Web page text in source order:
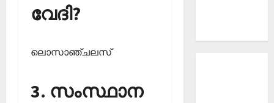
വേദി?
ലൊസാഞ്ചലസ്‌
3. സംസ്ഥാന